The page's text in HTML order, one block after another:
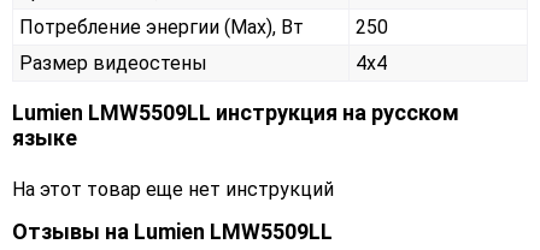
Потребление энергии (Max), Вт
250
Размер видеостены
4x4
Lumien LMW5509LL инструкция на русском
языке
На этот товар еще нет инструкций
Отзывы на Lumien LMW5509LL